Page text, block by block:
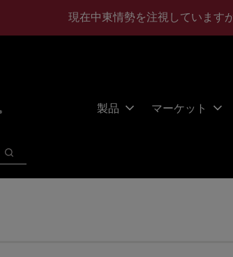
現在中東情勢を注視しています
製品 マーケット
検索